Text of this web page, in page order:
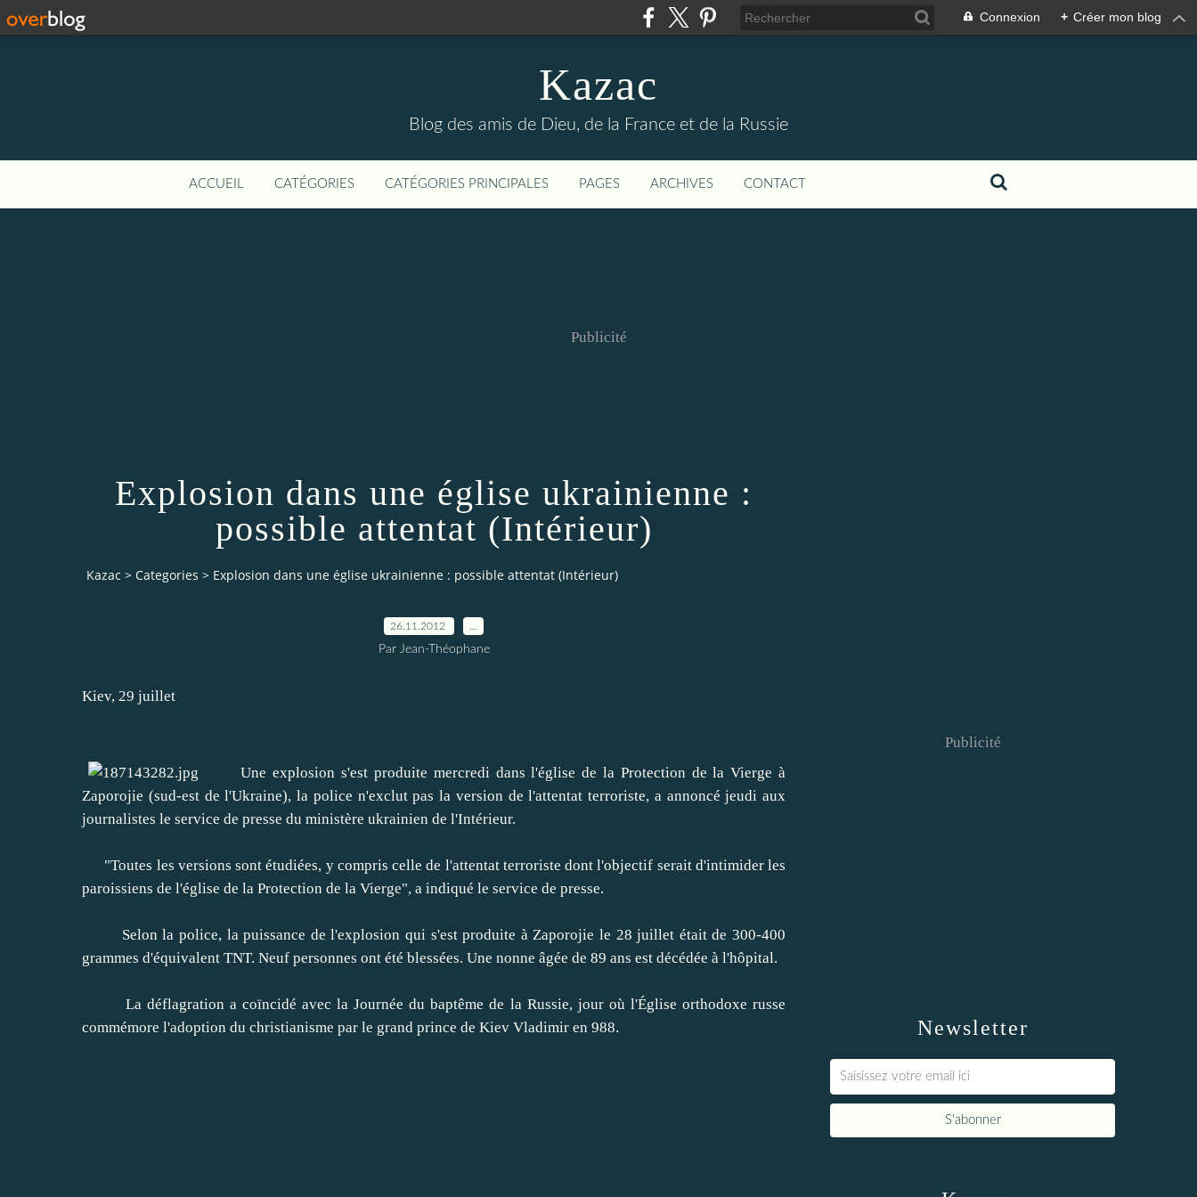
Connexion + Créer mon blog
Kazac
Blog des amis de Dieu, de la France et de la Russie
ACCUEIL CATÉGORIES CATÉGORIES PRINCIPALES PAGES ARCHIVES CONTACT
Publicité
Explosion dans une église ukrainienne :
possible attentat (Intérieur)
Kazac > Categories > Explosion dans une église ukrainienne : possible attentat (Intérieur)
26.11.2012
Par Jean-Théophane
Kiev, 29 juillet
Une explosion s'est produite mercredi dans l'église de la Protection de la Vierge à
Zaporojie (sud-est de l'Ukraine), la police n'exclut pas la version de l'attentat terroriste, a annoncé jeudi aux
journalistes le service de presse du ministère ukrainien de l'Intérieur.
"Toutes les versions sont étudiées, y compris celle de l'attentat terroriste dont l'objectif serait d'intimider les
paroissiens de l'église de la Protection de la Vierge", a indiqué le service de presse.
Selon la police, la puissance de l'explosion qui s'est produite à Zaporojie le 28 juillet était de 300-400
grammes d'équivalent TNT. Neuf personnes ont été blessées. Une nonne âgée de 89 ans est décédée à l'hôpital.
La déflagration a coïncidé avec la Journée du baptême de la Russie, jour où l'Église orthodoxe russe
commémore l'adoption du christianisme par le grand prince de Kiev Vladimir en 988.
Newsletter
Publicité